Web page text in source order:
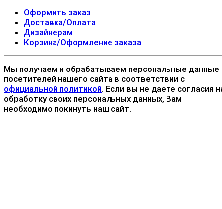
Оформить заказ
Доставка/Оплата
Дизайнерам
Корзина/Оформление заказа
Мы получаем и обрабатываем персональные данные
посетителей нашего сайта в соответствии с
официальной политикой. Если вы не даете согласия
обработку своих персональных данных, Вам
необходимо покинуть наш сайт.